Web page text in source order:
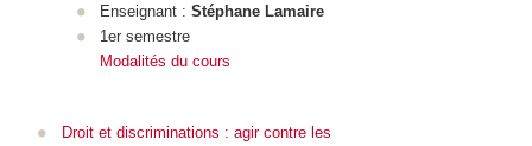
Enseignant : Stéphane Lamaire
1er semestre
Modalités du cours
Droit et discriminations : agir contre les